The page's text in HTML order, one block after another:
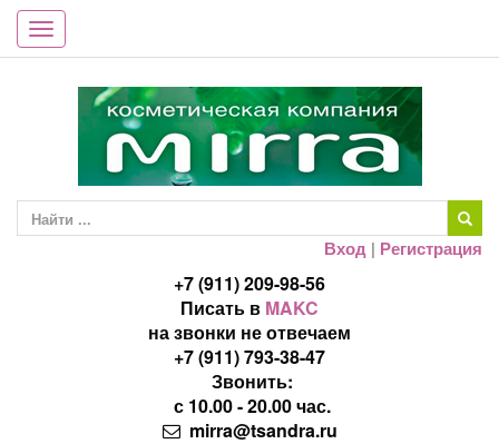
Toggle
navigation
Вход | Регистрация
+7 (911) 209-98-56
Писать в MAKC
на звонки не отвечаем
+7 (911) 793-38-47
Звонить:
с 10.00 - 20.00 час.
mirra@tsandra.ru